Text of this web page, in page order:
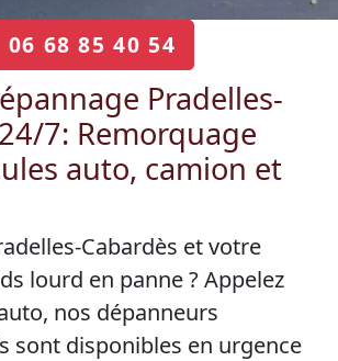
06 68 85 40 54
Pradelles-
7: Remorquage
auto, camion et
Cabardès et votre
lourd en panne ? Appelez
nos dépanneurs
sont disponibles en urgence